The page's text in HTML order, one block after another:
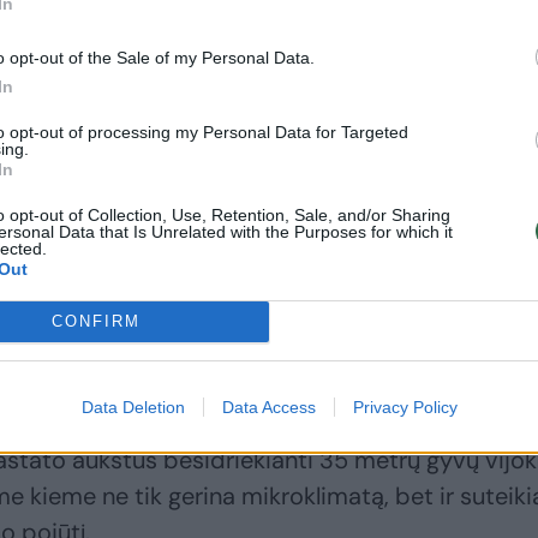
opt-out of the Sale of my Personal Data.
opt-out of processing my Personal Data for Targeted
opt-out of Collection, Use, Retention, Sale, and/or Sharing
Data that Is Unrelated with the Purposes for which it
CONFIRM
Data Deletion Data Access Privacy Policy
Didžiojoje Britanijoje ir yra RSHP kūrybinio
studijos RSHP darbai žinomi visame
ir kultūros centras Paryžiuje, vienas naujųjų
Niujorke, Europos žmogaus teisių teismo
pastatai Londone.
subtiliai susilieja su gamta, kurdama
aukštus besidriekianti 35 metrų gyvų
kieme ne tik gerina mikroklimatą, bet ir
pojūtį.